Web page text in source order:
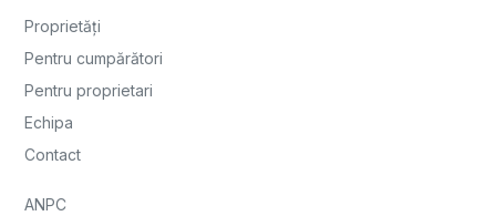
Proprietăți
Pentru cumpărători
Pentru proprietari
Echipa
Contact
ANPC